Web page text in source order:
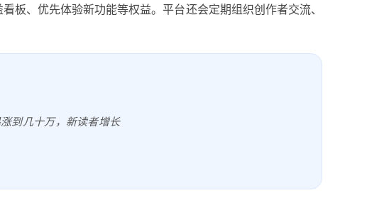
板、优先体验新功能等权益。平台还会定期组织创作者交流、
到几十万，新读者增长